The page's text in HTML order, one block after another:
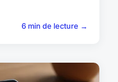
6 min de lecture →